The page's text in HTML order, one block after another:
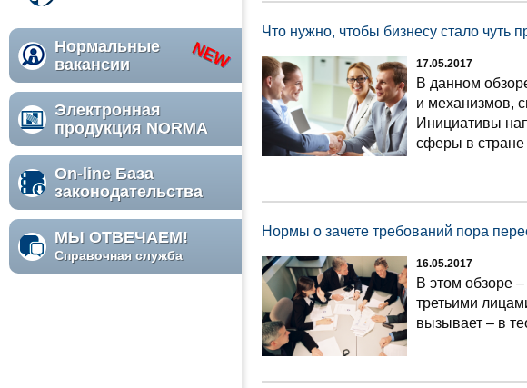
Нормальные
вакансии
Электронная
продукция NORMA
On-line База
законодательства
МЫ ОТВЕЧАЕМ!
Справочная служба
Что нужно, чтобы бизнесу стало чуть
17.05.2017
В данном
и механизмов,
Инициативы
сферы в стране
Нормы о зачете требований пора
16.05.2017
В этом обзоре
третьими
вызывает – в